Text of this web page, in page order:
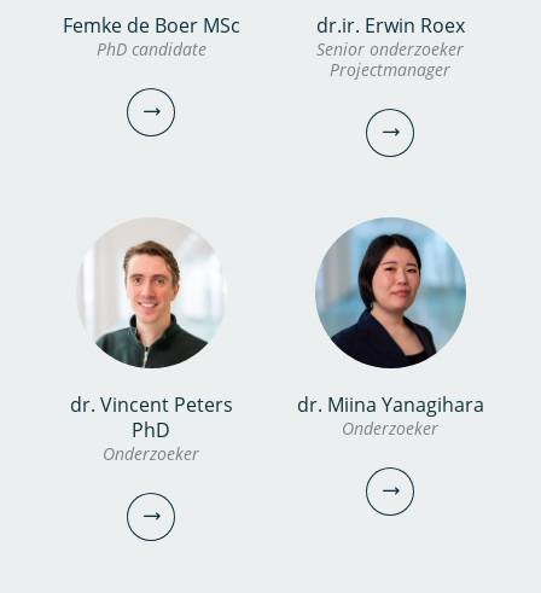
Sindy Jiang
sindy.jiang@kwrwater.nl
bekijk profiel
Miguel Argueta Guerra
bekijk profiel
Femke de Boer MSc
PhD candidate
Femke de Boer MSc
PhD candidate
dr.ir. Erwin Roex
Senior onderzoeker
Projectmanager
dr.ir. Erwin Roex
Senior onderzoeker
Projectmanager
dr. Vincent Peters
PhD
Onderzoeker
dr. Miina Yanagihara
Onderzoeker